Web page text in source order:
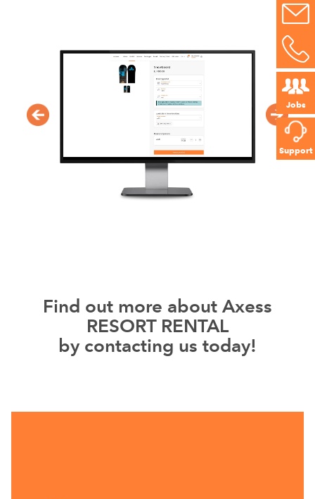
Jobs
Support
Find out more about Axess
RESORT RENTAL
by contacting us today!